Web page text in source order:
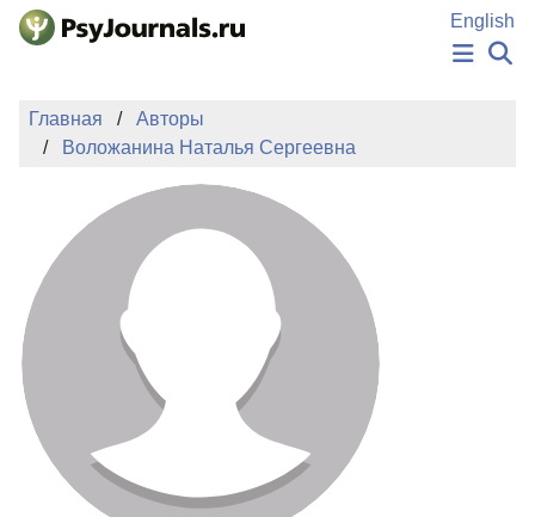
Перейти к основному содержанию
English
ИЗДАНИЯ
АВТОРЫ
ПОДАТЬ РУКОПИСЬ
БАЗА ЗНАНИЙ
КЛЮЧЕВЫЕ СЛОВА
Регистрация
Главная
Авторы
Воложанина Наталья Сергеевна